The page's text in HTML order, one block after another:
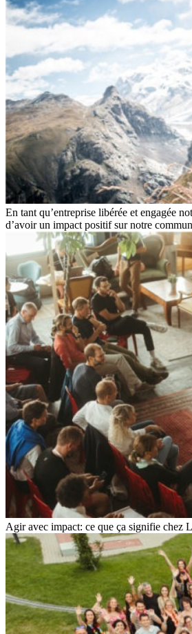
En tant qu’entreprise libérée et engagée
d’avoir un impact positif sur notre
Agir avec impact: ce que ça signifie chez